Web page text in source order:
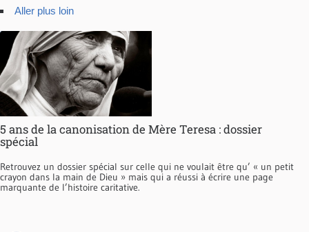
Aller plus loin
5 ans de la canonisation de Mère Teresa : dossier
spécial
Retrouvez un dossier spécial sur celle qui ne voulait être qu’ « un petit
crayon dans la main de Dieu » mais qui a réussi à écrire une page
marquante de l’histoire caritative.